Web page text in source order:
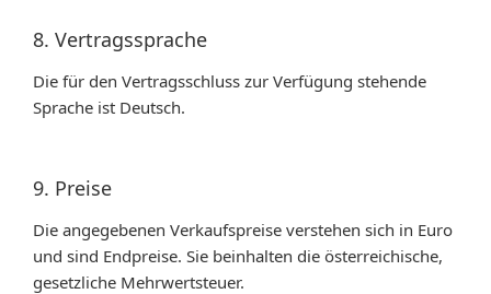
8. Vertragssprache
Die für den Vertragsschluss zur Verfügung stehende
Sprache ist Deutsch.
9. Preise
Die angegebenen Verkaufspreise verstehen sich in Euro
und sind Endpreise. Sie beinhalten die österreichische,
gesetzliche Mehrwertsteuer.